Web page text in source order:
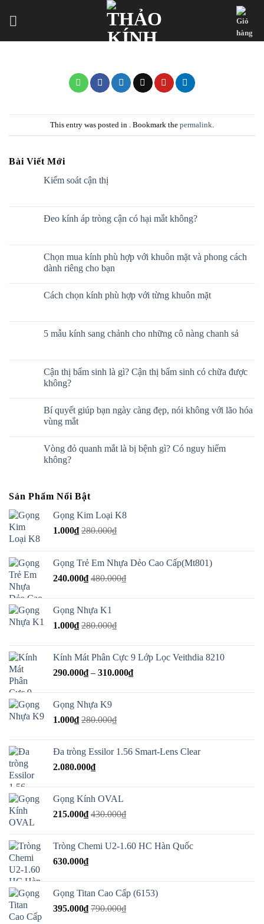
This entry was posted in . Bookmark the permalink
Bài Viết Mới
Kiểm soát cận thị
Đeo kính áp tròng cận có hại mắt không?
Chọn mua kính phù hợp với khuôn mặt và phong cách
dành riêng cho bạn
Cách chọn kính phù hợp với từng khuôn mặt
5 mẫu kính sang chảnh cho những cô nàng chanh sả
Cận thị bẩm sinh là gì? Cận thị bẩm sinh có chữa được
không?
Bí quyết giúp bạn ngày càng đẹp, nói không với lão hóa
vùng mắt
Vòng đỏ quanh mắt là bị bệnh gì? Có nguy hiểm
không?
Sản Phẩm Nổi Bật
Gọng Kim Loại K8
1.000₫ 280.000₫
Gọng Trẻ Em Nhựa Dẻo Cao Cấp(Mt801)
240.000₫ 480.000₫
Gọng Nhựa K1
1.000₫ 280.000₫
Kính Mát Phân Cực 9 Lớp Lọc Veithdia 8210
290.000₫ – 310.000₫Khoảng
Gọng Nhựa K9
1.000₫ 280.000₫
Đa tròng Essilor 1.56 Smart-Lens Clear
2.080.000₫
Gọng Kính OVAL
215.000₫ 430.000₫
Tròng Chemi U2-1.60 HC Hàn Quốc
630.000₫
Gọng Titan Cao Cấp (6153)
395.000₫ 790.000₫